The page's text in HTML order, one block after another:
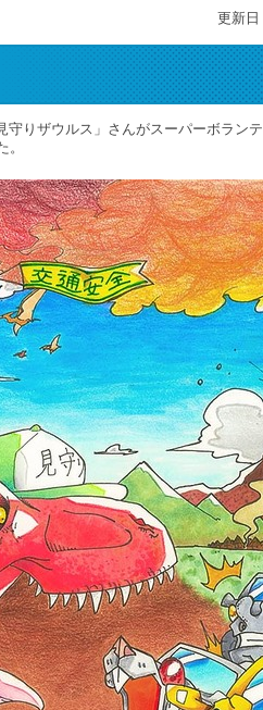
更新日
りザウルス」さんがスーパーボラン